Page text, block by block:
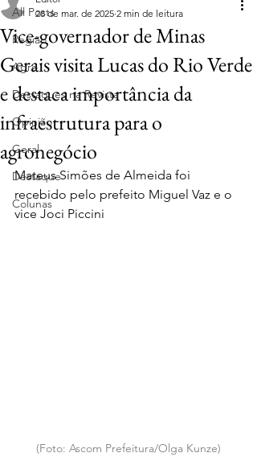
All Posts
Região
Agro
Destaques na Revista
Opinião
Geral
Destaque
Colunas
Vice-governador de Minas
Gerais visita Lucas do Rio Verde
e destaca importância da
infraestrutura para o
agronegócio
28 de mar. de 2025 2 min de leitura
Mateus Simões de Almeida foi
recebido pelo prefeito Miguel Vaz e o
vice Joci Piccini
(Foto: Ascom Prefeitura/Olga Kunze)